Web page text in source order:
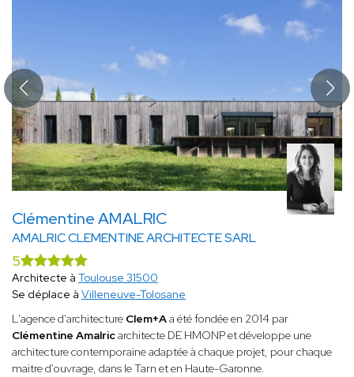
Clémentine AMALRIC
AMALRIC CLEMENTINE ARCHITECTE SARL
5
Architecte à Toulouse 31500
Se déplace à Villeneuve-Tolosane
L'agence d'architecture Clem+Aa été fondée en 2014 par
Clémentine Amalricarchitecte DE HMONP et développe une
architecture contemporaine adaptée à chaque projet, pour chaque
maitre d'ouvrage, dans le Tarn et en Haute-Garonne.